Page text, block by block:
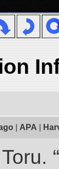
APA